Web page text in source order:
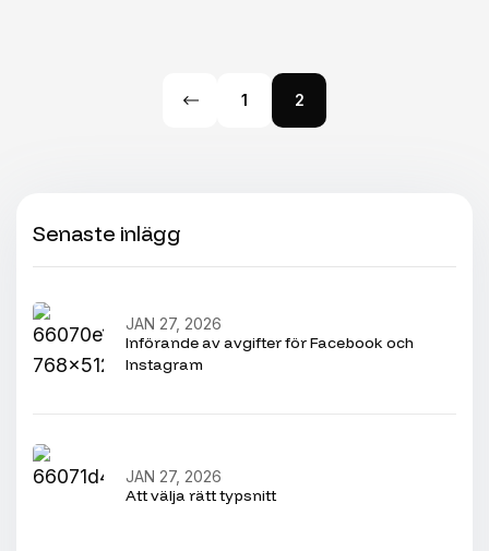
1 2
Senaste inlägg
Införande av avgifter för Facebook och
Instagram
JAN 27, 2026
Att välja rätt typsnitt
JAN 27, 2026